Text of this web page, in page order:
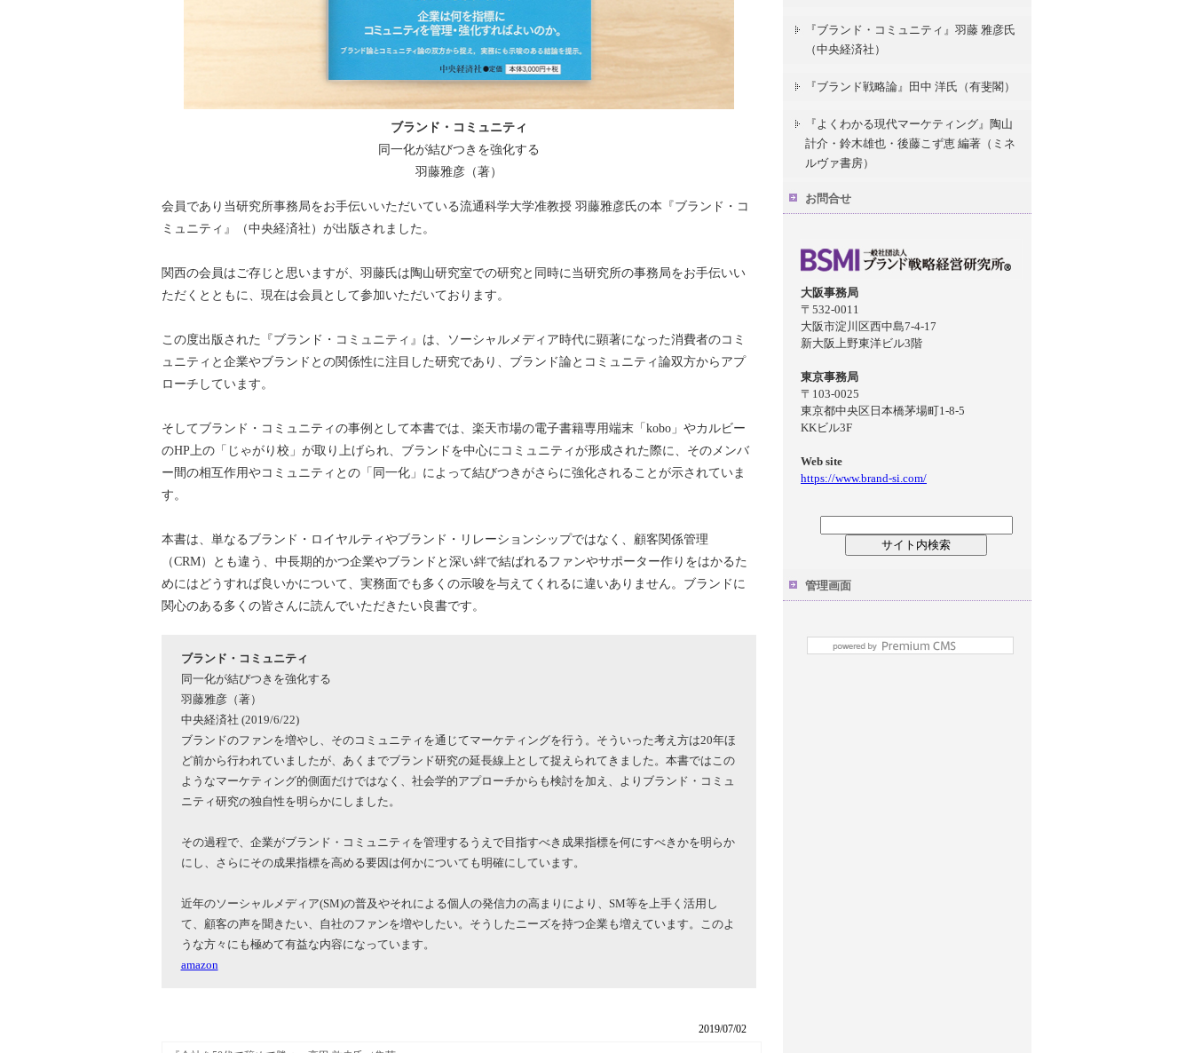
ブランド・コミュニティ
同一化が結びつきを強化する
羽藤雅彦（著）
会員であり当研究所事務局をお手伝いいただいている流通科学大学准教授 羽藤雅彦氏の本『ブランド・コ
ミュニティ』（中央経済社）が出版されました。
関西の会員はご存じと思いますが、羽藤氏は陶山研究室での研究と同時に当研究所の事務局をお手伝いい
ただくとともに、現在は会員として参加いただいております。
この度出版された『ブランド・コミュニティ』は、ソーシャルメディア時代に顕著になった消費者のコミ
ュニティと企業やブランドとの関係性に注目した研究であり、ブランド論とコミュニティ論双方からアプ
ローチしています。
そしてブランド・コミュニティの事例として本書では、楽天市場の電子書籍専用端末「kobo」やカルビー
のHP上の「じゃがり校」が取り上げられ、ブランドを中心にコミュニティが形成された際に、そのメンバ
ー間の相互作用やコミュニティとの「同一化」によって結びつきがさらに強化されることが示されていま
す。
本書は、単なるブランド・ロイヤルティやブランド・リレーションシップではなく、顧客関係管理
（CRM）とも違う、中長期的かつ企業やブランドと深い絆で結ばれるファンやサポーター作りをはかるた
めにはどうすれば良いかについて、実務面でも多くの示唆を与えてくれるに違いありません。ブランドに
関心のある多くの皆さんに読んでいただきたい良書です。
ブランド・コミュニティ
同一化が結びつきを強化する
羽藤雅彦（著）
中央経済社 (2019/6/22)
ブランドのファンを増やし、そのコミュニティを通じてマーケティングを行う。そういった考え方は20年ほ
ど前から行われていましたが、あくまでブランド研究の延長線上として捉えられてきました。本書ではこの
ようなマーケティング的側面だけではなく、社会学的アプローチからも検討を加え、よりブランド・コミュ
ニティ研究の独自性を明らかにしました。
その過程で、企業がブランド・コミュニティを管理するうえで目指すべき成果指標を何にすべきかを明らか
にし、さらにその成果指標を高める要因は何かについても明確にしています。
近年のソーシャルメディア(SM)の普及やそれによる個人の発信力の高まりにより、SM等を上手く活用し
て、顧客の声を聞きたい、自社のファンを増やしたい。そうしたニーズを持つ企業も増えています。このよ
うな方々にも極めて有益な内容になっています。
amazon
2019/07/02
『ブランド・コミュニティ』羽藤 雅彦氏
（中央経済社）
『ブランド戦略論』田中 洋氏（有斐閣）
『よくわかる現代マーケティング』陶山
計介・鈴木雄也・後藤こず恵 編著（ミネ
ルヴァ書房）
お問合せ
大阪事務局
〒532-0011
大阪市淀川区西中島7-4-17
新大阪上野東洋ビル3階
東京事務局
〒103-0025
東京都中央区日本橋茅場町1-8-5
KKビル3F
Web site
https://www.brand-si.com/
管理画面